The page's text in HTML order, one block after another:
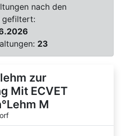
nach den
gefiltert:
23
zur
Mit ECVET
M